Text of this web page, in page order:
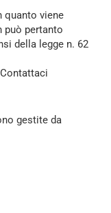
quanto viene
può pertanto
della legge n. 62
Contattaci
gestite da